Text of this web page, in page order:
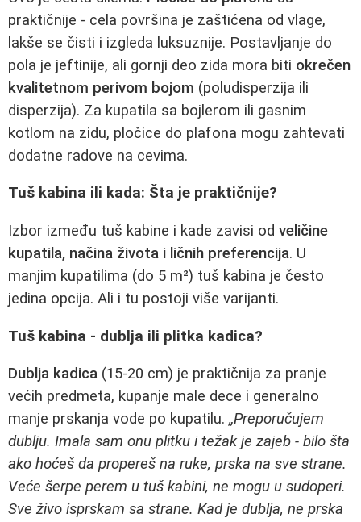
praktičnije - cela površina je zaštićena od vlage,
lakše se čisti i izgleda luksuznije. Postavljanje do
pola je jeftinije, ali gornji deo zida mora biti okrečen
kvalitetnom perivom bojom (poludisperzija ili
disperzija). Za kupatila sa bojlerom ili gasnim
kotlom na zidu, pločice do plafona mogu zahtevati
dodatne radove na cevima.
Tuš kabina ili kada: Šta je praktičnije?
Izbor između tuš kabine i kade zavisi od veličine
kupatila, načina života i ličnih preferencija. U
manjim kupatilima (do 5 m²) tuš kabina je često
jedina opcija. Ali i tu postoji više varijanti.
Tuš kabina - dublja ili plitka kadica?
Dublja kadica (15-20 cm) je praktičnija za pranje
većih predmeta, kupanje male dece i generalno
manje prskanja vode po kupatilu. „Preporučujem
dublju. Imala sam onu plitku i težak je zajeb - bilo šta
ako hoćeš da propereš na ruke, prska na sve strane.
Veće šerpe perem u tuš kabini, ne mogu u sudoperi.
Sve živo isprskam sa strane. Kad je dublja, ne prska